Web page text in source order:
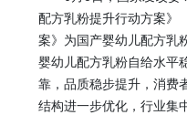
配方乳粉提升行动方案》
案》为国产婴幼儿配方乳
婴幼儿配方乳粉自给水平
靠，品质稳步提升，消费
结构进一步优化，行业集